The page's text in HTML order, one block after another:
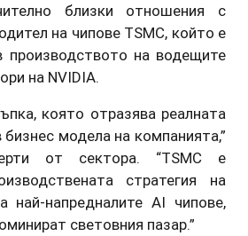
близки отношения с
на чипове TSMC, който е
производството на водещите
на NVIDIA.
която отразява реалната
модела на компанията,”
от сектора. “TSMC е
стратегия на
най-напредналите AI чипове,
световния пазар.”